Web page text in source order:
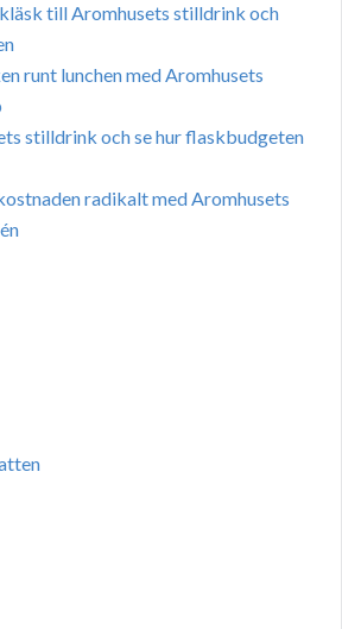
till Aromhusets stilldrink och
runt lunchen med Aromhusets
stilldrink och se hur flaskbudgeten
radikalt med Aromhusets